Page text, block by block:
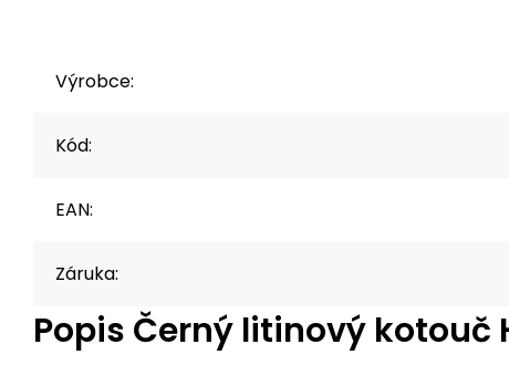
Výrobce:
Kód:
EAN:
Záruka:
Popis Černý litinový kotouč